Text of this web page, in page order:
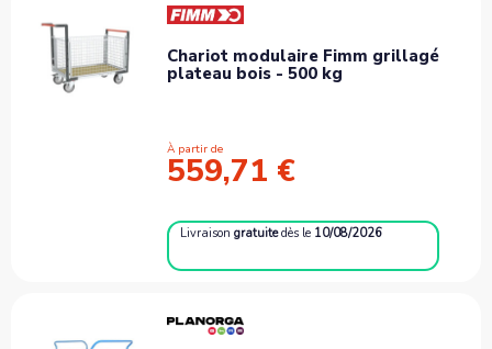
Chariot modulaire Fimm grillagé
plateau bois - 500 kg
À partir de
559,71 €
Livraisongratuite dès le 10/08/2026